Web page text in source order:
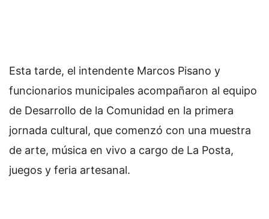
Esta tarde, el intendente Marcos Pisano y
funcionarios municipales acompañaron al equipo
de Desarrollo de la Comunidad en la primera
jornada cultural, que comenzó con una muestra
de arte, música en vivo a cargo de La Posta,
juegos y feria artesanal.